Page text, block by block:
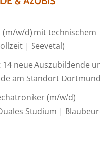
(m/w/d) mit technischem
| Seevetal)
neue Auszubildende
am Standort Dortmund
(m/w/d)
Studium |